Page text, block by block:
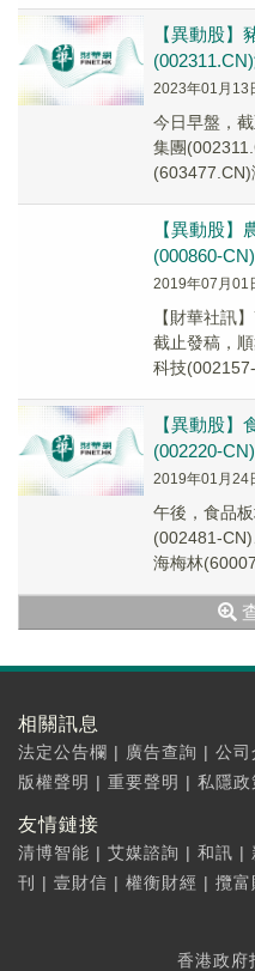
【異動股】
2023年01月13
今日早盤，
集團
【異動股
(000860-
2019年07月01
【財華社訊
截止發稿，
科技
【異動股】
(002220-
2019年01月24
午後，食品
(002481-
海梅林
相關訊息
法定公告欄 | 廣告查詢 | 公司
版權聲明 | 重要聲明 | 私隱政
友情鏈接
清博智能 | 艾媒諮詢 | 和訊 |
刊
| 壹財信 | 權衡財經 | 攬富
香港政府